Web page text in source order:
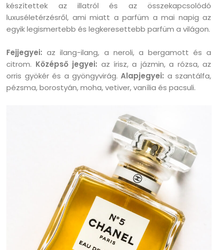
készítettek az illatról és az összekapcsolódó
luxuséletérzésről, ami miatt a parfüm a mai napig az
egyik legismertebb és legkeresettebb parfüm a világon.
Fejjegyei:az ilang-ilang, a neroli, a bergamott és a
citrom. Középső jegyei: az írisz, a jázmin, a rózsa, az
orris gyökér és a gyöngyvirág.Alapjegyei: a szantálfa,
pézsma, borostyán, moha, vetiver, vanília és pacsuli.